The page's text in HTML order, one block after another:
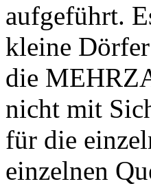
aufgeführt.
kleine
die
nicht mit
für die
einzelnen